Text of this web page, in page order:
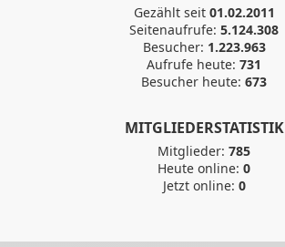
Gezählt seit 01.02.2011
Seitenaufrufe: 5.124.308
Besucher: 1.223.963
Aufrufe heute: 731
Besucher heute: 673
MITGLIEDERSTATISTIK
Mitglieder: 785
Heute online: 0
Jetzt online: 0